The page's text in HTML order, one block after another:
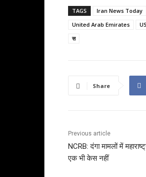
TAGS Iran News Today
United Arab Emirates
स
Share
Previous article
NCRB: दंगा मामलों में
एक भी केस नहीं